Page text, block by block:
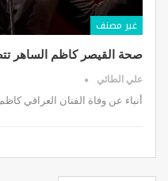
غير مصنف
صحة القيصر كاظم الساهر
علي الطائي
أنباء عن وفاة الفنان العراقي